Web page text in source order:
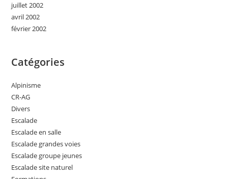
juillet 2002
avril 2002
février 2002
Catégories
Alpinisme
CR-AG
Divers
Escalade
Escalade en salle
Escalade grandes voies
Escalade groupe jeunes
Escalade site naturel